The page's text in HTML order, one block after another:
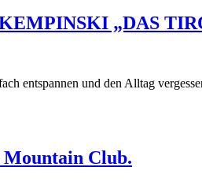
„DAS
entspannen und den Alltag
Mountain Club.